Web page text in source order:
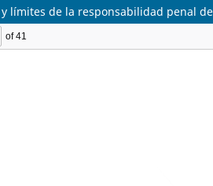
límites de la responsabilidad penal